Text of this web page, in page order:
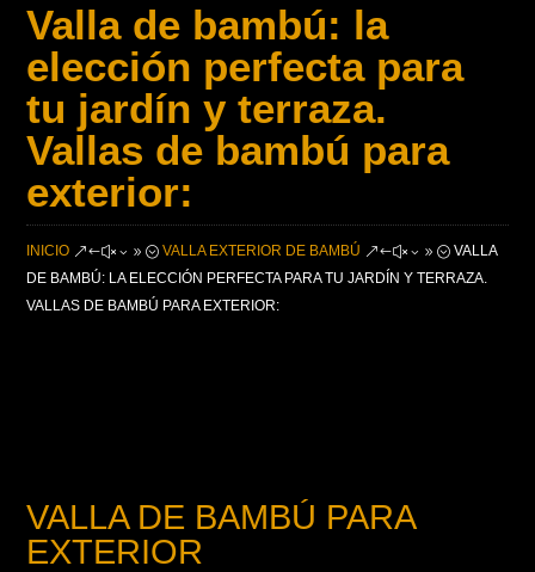
Valla de bambú: la
elección perfecta para
tu jardín y terraza.
Vallas de bambú para
exterior:
INICIO &#x39; VALLA EXTERIOR DE BAMBÚ &#x39; VALLA
DE BAMBÚ: LA ELECCIÓN PERFECTA PARA TU JARDÍN Y TERRAZA.
VALLAS DE BAMBÚ PARA EXTERIOR:
VALLA DE BAMBÚ PARA
EXTERIOR